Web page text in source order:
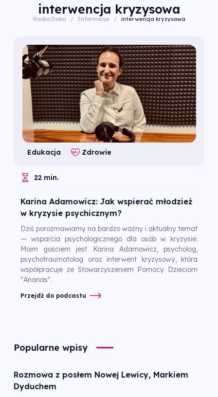
interwencja kryzysowa
Radio Doba / Informacje / interwencja kryzysowa
Edukacja Zdrowie
22 min.
Karina Adamowicz: Jak wspierać młodzież
w kryzysie psychicznym?
Dziś porozmawiamy na bardzo ważny i aktualny temat
— wsparcia psychologicznego dla osób w kryzysie.
Moim gościem jest Karina Adamowicz, psycholog,
psychotraumatolog oraz interwent kryzysowy, która
współpracuje ze Stowarzyszeniem Pomocy Dzieciom
"Ananas".
Przejdź do podcastu
Popularne wpisy
Rozmowa z posłem Nowej Lewicy, Markiem
Dyduchem